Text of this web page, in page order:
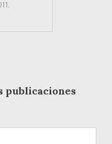
publicaciones